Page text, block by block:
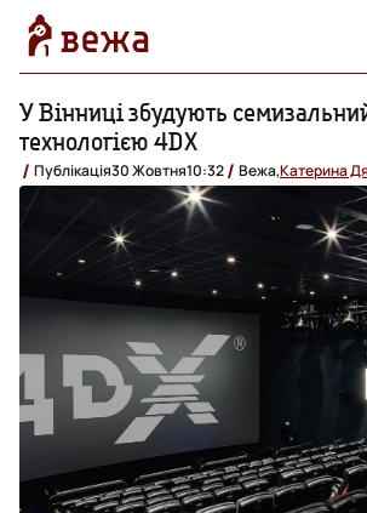
У Вінниці збудують
технологією 4DX
Публікація30 Жовтня10:32 Вежа,Катерина